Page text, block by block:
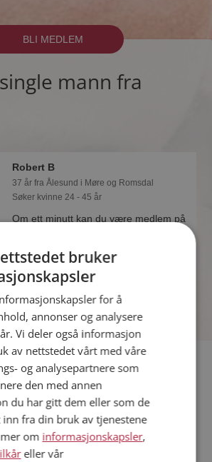
BLI MEDLEM
mann fra
Robert B
37 år fra Ålesund i Møre og Romsdal
Søker kvinne 24 - 45 år
Om ett minutt kan du være medlem på
lettere å finne kjærligheten på nettet!
Ålesund:Benjamin,Den,Vilius
bruker
for å
annonser og analysere
Vi deler også informasjon
av nettstedet vårt med våre
og analysepartnere som
den med annen
du har gitt dem eller som de
inn fra din bruk av tjenestene
om informasjonskapsler,
eller vår